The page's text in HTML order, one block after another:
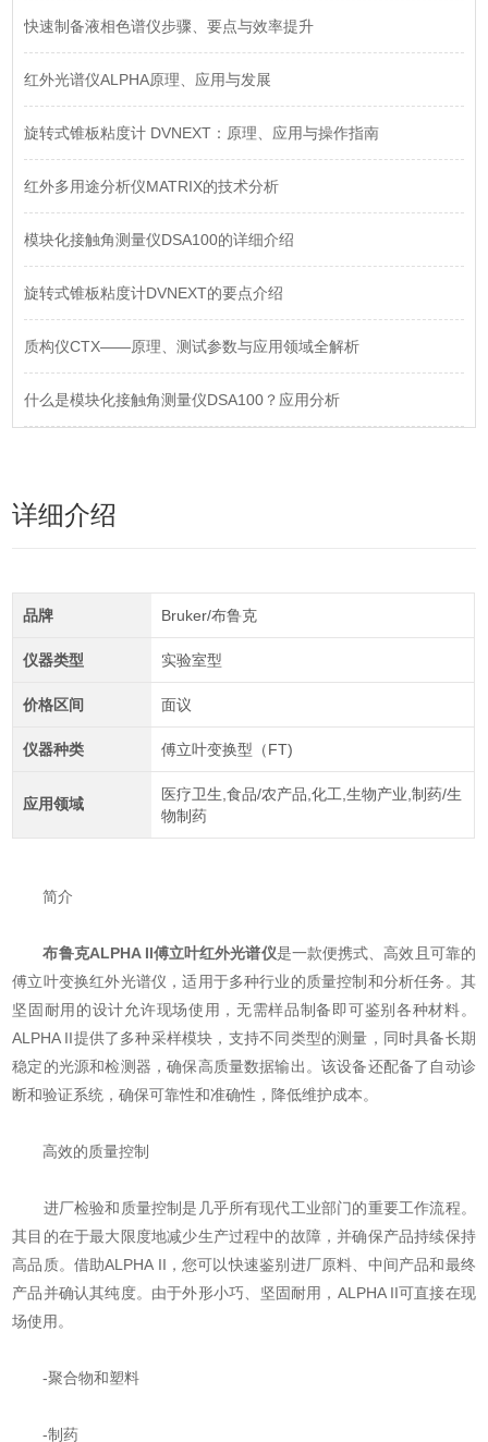
快速制备液相色谱仪步骤、要点与效率提升
红外光谱仪ALPHA原理、应用与发展
旋转式锥板粘度计 DVNEXT：原理、应用与操作指南
红外多用途分析仪MATRIX的技术分析
模块化接触角测量仪DSA100的详细介绍
旋转式锥板粘度计DVNEXT的要点介绍
质构仪CTX——原理、测试参数与应用领域全解析
什么是模块化接触角测量仪DSA100？应用分析
详细介绍
品牌 Bruker/布鲁克
仪器类型 实验室型
价格区间 面议
仪器种类 傅立叶变换型（FT)
应用领域
医疗卫生,食品/农产品,化工,生物产业,制药/生
物制药
简介
布鲁克ALPHA II傅立叶红外光谱仪是一款便携式、高效且可靠的
傅立叶变换红外光谱仪，适用于多种行业的质量控制和分析任务。其
坚固耐用的设计允许现场使用，无需样品制备即可鉴别各种材料。
ALPHA II提供了多种采样模块，支持不同类型的测量，同时具备长期
稳定的光源和检测器，确保高质量数据输出。该设备还配备了自动诊
断和验证系统，确保可靠性和准确性，降低维护成本。
高效的质量控制
进厂检验和质量控制是几乎所有现代工业部门的重要工作流程。
其目的在于最大限度地减少生产过程中的故障，并确保产品持续保持
高品质。借助ALPHA II，您可以快速鉴别进厂原料、中间产品和最终
产品并确认其纯度。由于外形小巧、坚固耐用，ALPHA II可直接在现
场使用。
-聚合物和塑料
-制药